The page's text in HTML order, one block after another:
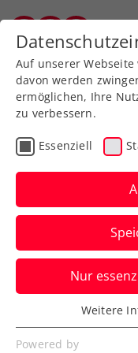
Zurück zur
Verbands-Info
SpotOne
Die Mödlinger
ÖTV zukünftig
Video-
Auf unserer Webseite
davon werden
ermöglichen, Ihre
zu verbessern.
Essenziell
Nur
Essenziell
Essenzielle Cookies
Weitere
Powered by